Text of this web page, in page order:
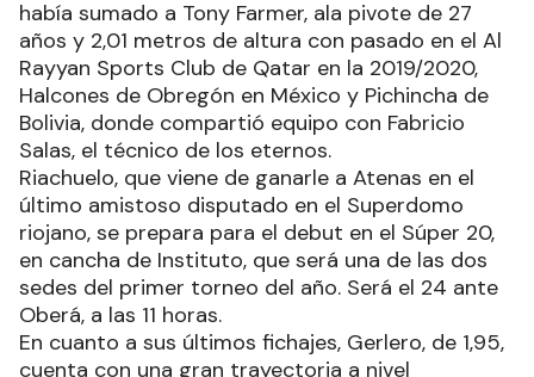
había sumado a Tony Farmer, ala pivote de 27
años y 2,01 metros de altura con pasado en el Al
Rayyan Sports Club de Qatar en la 2019/2020,
Halcones de Obregón en México y Pichincha de
Bolivia, donde compartió equipo con Fabricio
Salas, el técnico de los eternos.
Riachuelo, que viene de ganarle a Atenas en el
último amistoso disputado en el Superdomo
riojano, se prepara para el debut en el Súper 20,
en cancha de Instituto, que será una de las dos
sedes del primer torneo del año. Será el 24 ante
Oberá, a las 11 horas.
En cuanto a sus últimos fichajes, Gerlero, de 1,95,
cuenta con una gran trayectoria a nivel